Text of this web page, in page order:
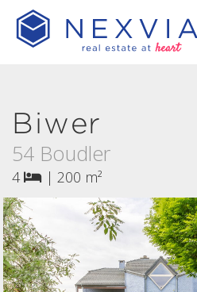
Biwer
54 Boudler
4 | 200 m²